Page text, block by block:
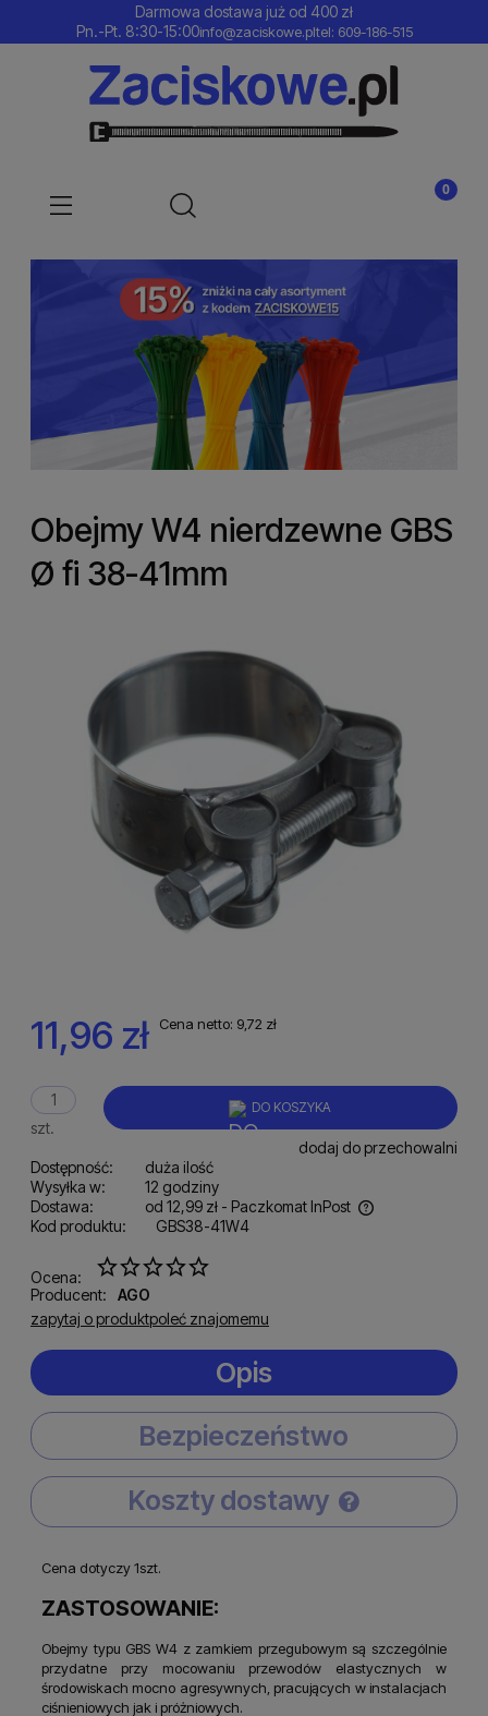
Darmowa dostawa już od 400 zł
Pn.-Pt. 8:30-15:00info@zaciskowe.pltel: 609-186-515
Obejmy W4 nierdzewne GBS
Ø fi 38-41mm
11,96 zł Cena netto: 9,72 zł
szt.
DO KOSZYKA
dodaj do przechowalni
Dostępność:
duża ilość
Wysyłka w:
12 godziny
Dostawa:
od 12,99 zł - Paczkomat InPost
Cena nie zawiera ewentualnych kosztów płatności
Kod produktu: GBS38-41W4
Ocena:
Producent:
AGO
zapytaj o produktpoleć znajomemu
Opis
Bezpieczeństwo
Koszty dostawy
Cena nie zawiera ewentualnych kosztów płatności
Cena dotyczy 1szt.
ZASTOSOWANIE:
Obejmy typu GBS W4 z zamkiem przegubowym są szczególnie
przydatne przy mocowaniu przewodów elastycznych w
środowiskach mocno agresywnych, pracujących w instalacjach
ciśnieniowych jak i próżniowych.